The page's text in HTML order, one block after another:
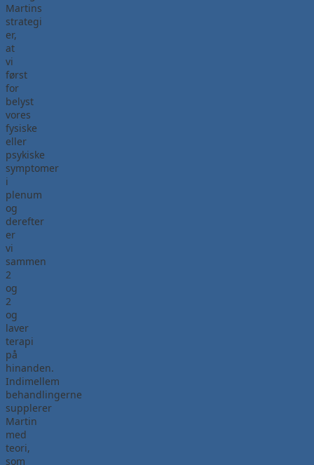
Martins
strategi
er,
at
vi
først
for
belyst
vores
fysiske
eller
psykiske
symptomer
i
plenum
og
derefter
er
vi
sammen
2
og
2
og
laver
terapi
på
hinanden.
Indimellem
behandlingerne
supplerer
Martin
med
teori,
som